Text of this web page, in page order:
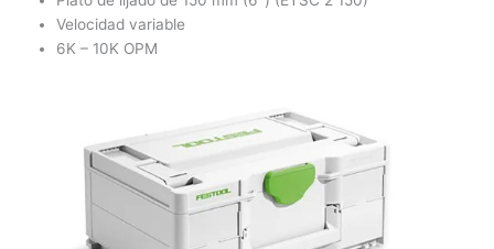
Velocidad variable
6K – 10K OPM